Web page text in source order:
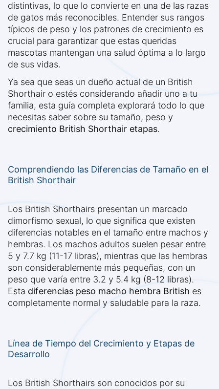
distintivas, lo que lo convierte en una de las razas
de gatos más reconocibles. Entender sus rangos
típicos de peso y los patrones de crecimiento es
crucial para garantizar que estas queridas
mascotas mantengan una salud óptima a lo largo
de sus vidas.
Ya sea que seas un dueño actual de un British
Shorthair o estés considerando añadir uno a tu
familia, esta guía completa explorará todo lo que
necesitas saber sobre su tamaño, peso y
crecimiento British Shorthair etapas.
Comprendiendo las Diferencias de Tamaño en el
British Shorthair
Los British Shorthairs presentan un marcado
dimorfismo sexual, lo que significa que existen
diferencias notables en el tamaño entre machos y
hembras. Los machos adultos suelen pesar entre
5 y 7.7 kg (11-17 libras), mientras que las hembras
son considerablemente más pequeñas, con un
peso que varía entre 3.2 y 5.4 kg (8-12 libras).
Esta diferencias peso macho hembra British es
completamente normal y saludable para la raza.
Línea de Tiempo del Crecimiento y Etapas de
Desarrollo
Los British Shorthairs son conocidos por su